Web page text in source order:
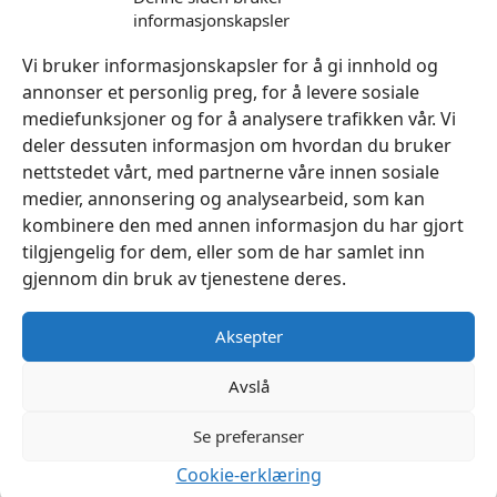
informasjonskapsler
Vi bruker informasjonskapsler for å gi innhold og
annonser et personlig preg, for å levere sosiale
mediefunksjoner og for å analysere trafikken vår. Vi
deler dessuten informasjon om hvordan du bruker
nettstedet vårt, med partnerne våre innen sosiale
medier, annonsering og analysearbeid, som kan
kombinere den med annen informasjon du har gjort
tilgjengelig for dem, eller som de har samlet inn
gjennom din bruk av tjenestene deres.
Aksepter
Avslå
Se preferanser
Cookie-erklæring
Legg I Handlekurv